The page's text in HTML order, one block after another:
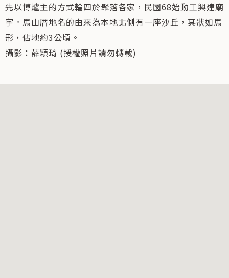
先以博爐主的方式輪四於聚落各家，民國68始動工興建廟
宇。馬山厝地名的由來為本地北側有一座沙丘，其狀如馬
形，佔地約3公頃。
攝影：薛穎琦 (授權照片請勿轉載)